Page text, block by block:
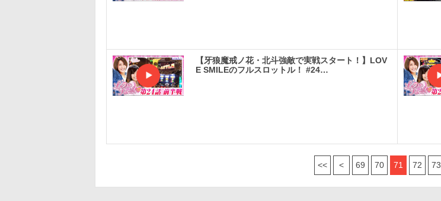
【牙狼魔戒ノ花・北斗強敵で実戦スタート！】LOV
E SMILEのフルスロットル！ #24…
<< < 69 70 71 72 73